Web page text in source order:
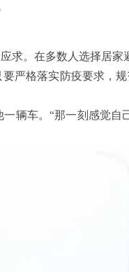
求。在多数人选择居家
严格落实防疫要求，
辆车。“那一刻感觉自